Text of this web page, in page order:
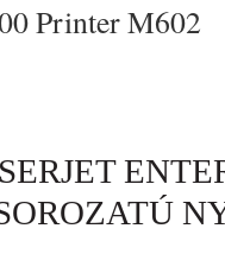
Printer M602